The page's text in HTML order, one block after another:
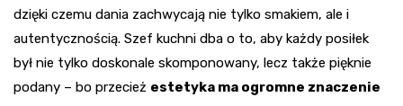
dzięki czemu dania zachwycają nie tylko smakiem, ale i
autentycznością. Szef kuchni dba o to, aby każdy posiłek
był nie tylko doskonale skomponowany, lecz także pięknie
podany – bo przecież estetyka ma ogromne znaczenie